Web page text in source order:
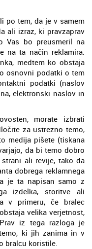
po tem, da je v samem
ali izraz, ki pravzaprav
Vas bo preusmeril na
na ta način reklamira.
medtem ko obstaja
osnovni podatki o tem
podatki (naslov
elektronski naslov in
morate izbrati
za ustrezno temo,
medija pišete (tiskana
da bi temo dobro
ali revije, tako da
dobrega reklamnega
je ta napisan samo z
izdelka, storitve ali
v primeru, če bralec
velika verjetnost,
iz tega razloga je
ki jih zanima in v
bralcu koristile.